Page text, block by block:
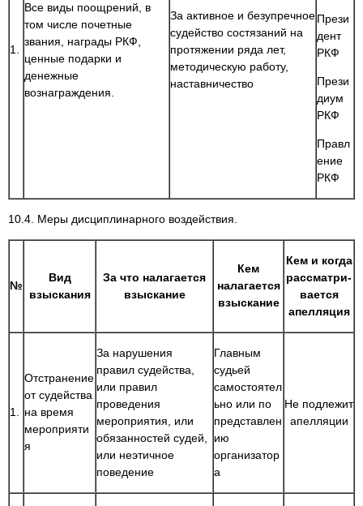
1.
Все виды поощрений, в
том числе почетные
звания, награды РКФ,
ценные подарки и
денежные
вознаграждения.
За активное и безупречное
судейство состязаний на
протяжении ряда лет,
методическую работу,
наставничество
Прези
дент
РКФ
Прези
диум
РКФ
Правл
ение
РКФ
10.4. Меры дисциплинарного воздействия.
№
Вид
взыскания
За что налагается
взыскание
Кем
налагается
взыскание
Кем и когда
рассматри-
вается
апелляция
1.
Отстранение
от судейства
на время
мероприяти
я
За нарушения
правил судейства,
или правил
проведения
мероприятия, или
обязанностей судей,
или неэтичное
поведение
Главным
судьей
самостоятел
ьно или по
представлен
ию
организатор
а
Не подлежит
апелляции